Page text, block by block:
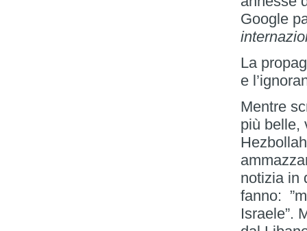
Google
La
e
Mentre
più belle,
notizia in
fanno:
Israele”.